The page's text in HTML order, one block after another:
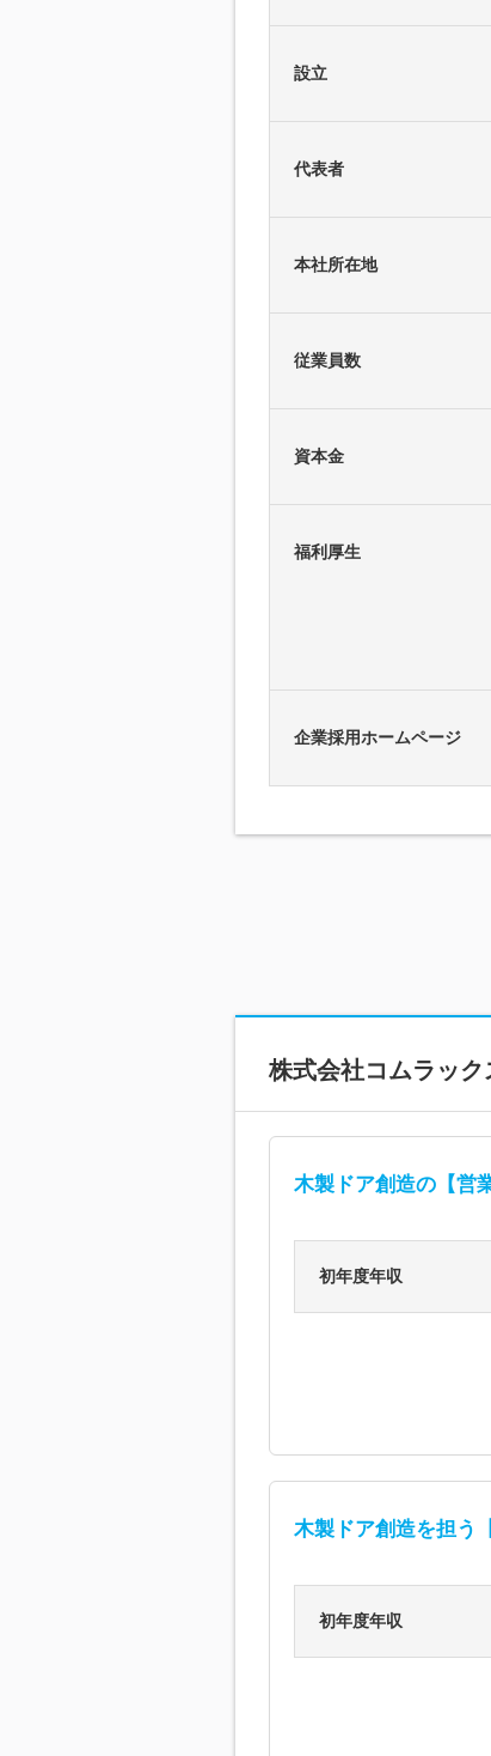
設立
代表者
本社所在地
従業員数
資本金
福利厚生
企業採用ホームページ
株式会社コムラック
木製ドア創造の【営
初年度年収
木製ドア創造を担う
初年度年収